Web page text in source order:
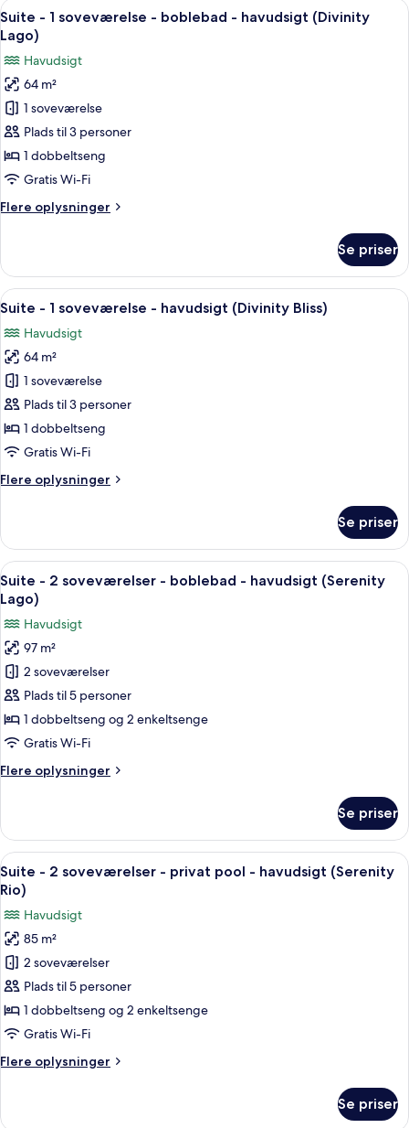
Indlæs
alle
billeder
af
Suite
-
1
soveværelse
-
-
Lago)
En moderne lejlighed med balkon,
12
Suite - 1 soveværelse - boblebad - havudsigt (Divinity
Lago)
Havudsigt
64 m²
1 soveværelse
Plads til 3 personer
1 dobbeltseng
Gratis Wi-Fi
Flere oplysninger
Flere
-
soveværelse
boblebad
havudsigt
(Divinity
Lago)
Se priser
Indlæs
alle
billeder
af
Suite
-
1
soveværelse
havudsigt
En moderne balkon med hvide
14
Suite - 1 soveværelse - havudsigt (Divinity Bliss)
Havudsigt
64 m²
1 soveværelse
Plads til 3 personer
1 dobbeltseng
Gratis Wi-Fi
Flere oplysninger
Flere
-
soveværelse
-
havudsigt
(Divinity
Bliss)
Se priser
Indlæs
alle
billeder
af
Suite
-
2
soveværelser
-
-
Lago)
1 soveværelse, premium-sengetøj,
23
Suite - 2 soveværelser - boblebad - havudsigt (Serenity
Lago)
Havudsigt
97 m²
2 soveværelser
Plads til 5 personer
1 dobbeltseng og 2 enkeltsenge
Gratis Wi-Fi
Flere oplysninger
Flere
-
soveværelser
-
boblebad
-
havudsigt
(Serenity
Lago)
Se priser
Indlæs
alle
billeder
af
Suite
-
2
soveværelser
-
pool
En moderne stue med sofa,
20
Suite - 2 soveværelser - privat pool - havudsigt (Serenity
Rio)
Havudsigt
85 m²
2 soveværelser
Plads til 5 personer
1 dobbeltseng og 2 enkeltsenge
Gratis Wi-Fi
Flere oplysninger
Flere
Se priser